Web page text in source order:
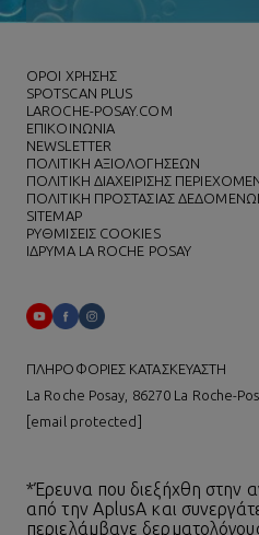
ΌΡΟΙ ΧΡΗΣΗΣ
SPOTSCAN PLUS
LAROCHE-POSAY.COM
ΕΠΙΚΟΙΝΩΝΙΑ
NEWSLETTER
ΠΟΛΙΤΙΚΗ ΑΞΙΟΛΟΓΗΣΕΩΝ
ΠΟΛΙΤΙΚΗ ΔΙΑΧΕΙΡΙΣΗΣ
ΠΟΛΙΤΙΚΗ ΠΡΟΣΤΑΣΙΑΣ
SITEMAP
ΡΥΘΜΙΣΕΙΣ COOKIES
ΙΔΡΥΜΑ LA ROCHE POSAY
ΠΛΗΡΟΦΟΡΙΕΣ ΚΑΤΑΣΚΕΥΑΣΤΗ
La Roche Posay, 86270 La Roche-
[email protected]
*Έρευνα που διεξήχθη στην
από την AplusA και
περιελάμβανε